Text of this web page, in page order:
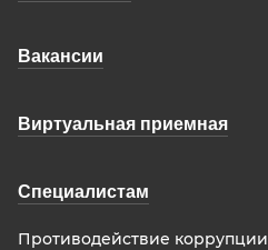
Вакансии
Виртуальная приемная
Специалистам
Противодействие коррупции